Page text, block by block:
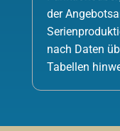
der
nach Daten
Tabellen